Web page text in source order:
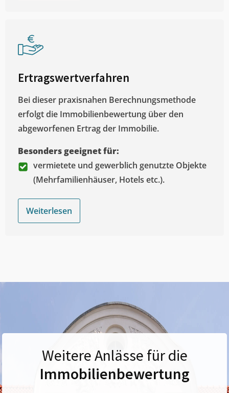
Ertragswertverfahren
Bei dieser praxisnahen Berechnungsmethode
erfolgt die Immobilienbewertung über den
abgeworfenen Ertrag der Immobilie.
Besonders geeignet für:
vermietete und gewerblich genutzte Objekte
(Mehrfamilienhäuser, Hotels etc.).
Weiterlesen
Weitere Anlässe für die
Immobilienbewertung